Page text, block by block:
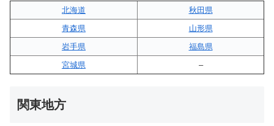
北海道
秋田県
青森県
山形県
岩手県
福島県
宮城県
–
関東地方